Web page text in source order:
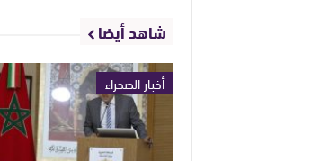
شاهد أيضا
أخبار الصحراء